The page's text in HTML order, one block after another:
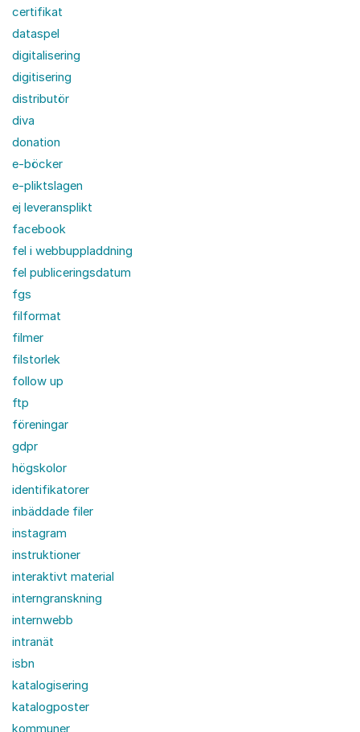
certifikat
dataspel
digitalisering
digitisering
distributör
diva
donation
e-böcker
e-pliktslagen
ej leveransplikt
facebook
fel i webbuppladdning
fel publiceringsdatum
fgs
filformat
filmer
filstorlek
follow up
ftp
föreningar
gdpr
högskolor
identifikatorer
inbäddade filer
instagram
instruktioner
interaktivt material
interngranskning
internwebb
intranät
isbn
katalogisering
katalogposter
kommuner